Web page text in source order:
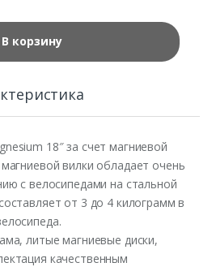
В корзину
18″ за счет магниевой
вилки обладает очень
с велосипедами на стальной
от 3 до 4 килограмм в
литые магниевые диски,
качественным